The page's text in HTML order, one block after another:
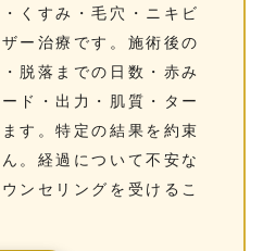
くすみ・毛穴・ニキビ
ー治療です。施術後の
脱落までの日数・赤み
ド・出力・肌質・ター
す。特定の結果を約束
。経過について不安な
ンセリングを受けるこ